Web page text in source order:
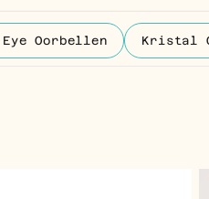
Oorbellen Kristal